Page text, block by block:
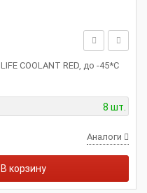
COOLANT RED, до -45*С
8 шт.
Аналоги
В корзину